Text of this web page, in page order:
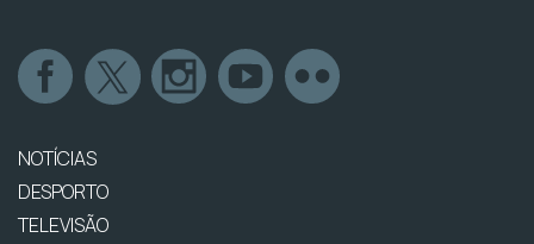
NOTÍCIAS
DESPORTO
TELEVISÃO